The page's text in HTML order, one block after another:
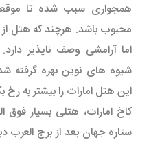
همجواری سبب شده تا
محبوب باشد. هرچند که هتل از
اما آرامشی وصف ناپذیر
شیوه های نوین بهره گرفته
این هتل امارات را بیشتر به رخ
ستاره جهان بعد از برج